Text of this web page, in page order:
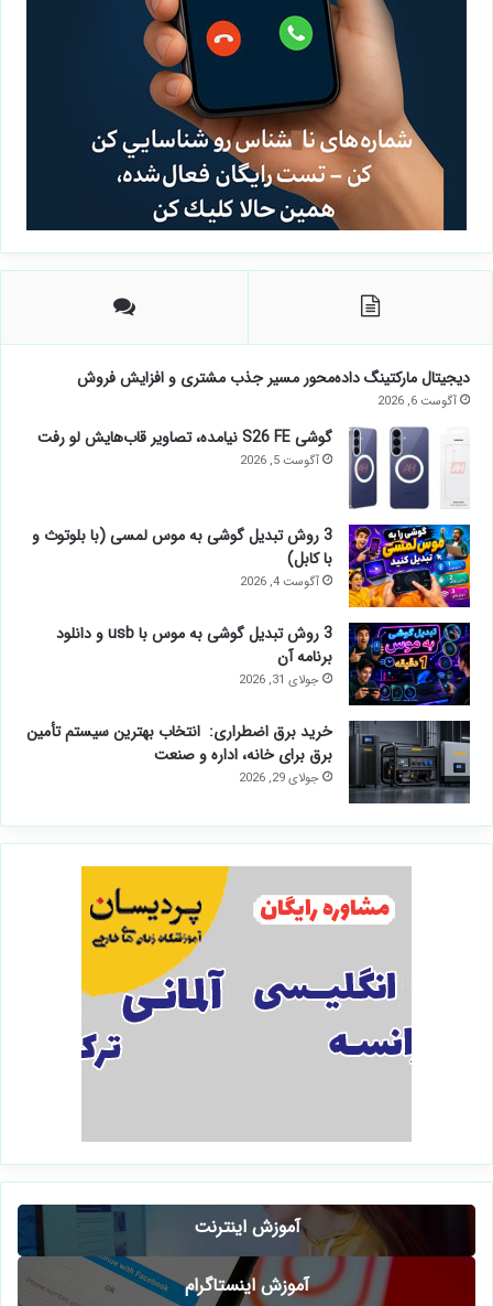
دیجیتال مارکتینگ داده‌محور مسیر جذب مشتری و افزایش فروش
آگوست 6, 2026
گوشی S26 FE نیامده، تصاویر قاب‌هایش لو رفت
آگوست 5, 2026
3 روش تبدیل گوشی به موس لمسی (با بلوتوث و
با کابل)
آگوست 4, 2026
3 روش تبدیل گوشی به موس با usb و دانلود
برنامه آن
جولای 31, 2026
خرید برق اضطراری: انتخاب بهترین سیستم تأمین
برق برای خانه، اداره و صنعت
جولای 29, 2026
آموزش اینترنت
آموزش اینستاگرام